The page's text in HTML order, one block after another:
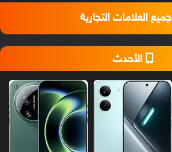
جميع العلامات التجارية
الأحدث